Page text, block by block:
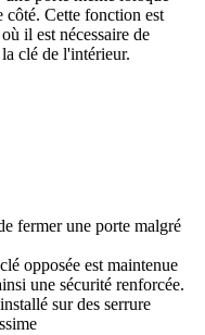
côté. Cette fonction est
il est nécessaire de
clé de l'intérieur.
fermer une porte malgré
opposée est maintenue
une sécurité renforcée.
sur des serrure